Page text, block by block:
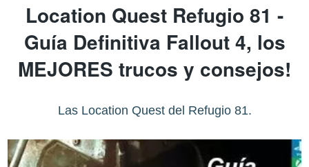
Location Quest Refugio 81 -
Guía Definitiva Fallout 4, los
MEJORES trucos y consejos!
Las Location Quest del Refugio 81.